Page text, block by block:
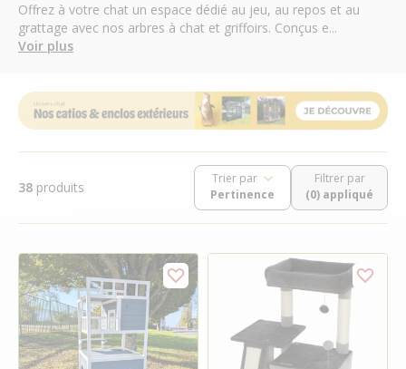
Offrez à votre chat un espace dédié au jeu, au repos et au
grattage avec nos arbres à chat et griffoirs. Conçus e...
Voir plus
38 produits
Trier par
Filtrer par
(0) appliqué